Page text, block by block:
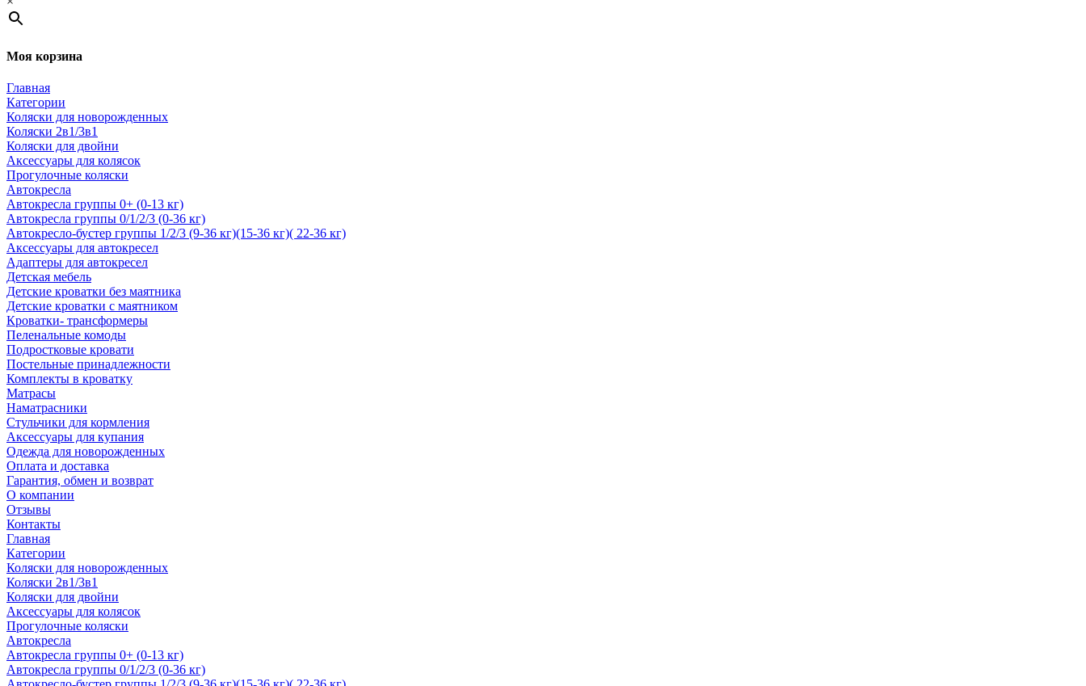
Моя корзина
Главная
Категории
Коляски для новорожденных
Коляски 2в1/3в1
Коляски для двойни
Аксессуары для колясок
Прогулочные коляски
Автокресла
Автокресла группы 0+ (0-13 кг)
Автокресла группы 0/1/2/3 (0-36 кг)
Автокресло-бустер группы 1/2/3 (9-36 кг)(15-36 кг)( 22-36 кг)
Аксессуары для автокресел
Адаптеры для автокресел
Детская мебель
Детские кроватки без маятника
Детские кроватки с маятником
Кроватки- трансформеры
Пеленальные комоды
Подростковые кровати
Постельные принадлежности
Комплекты в кроватку
Матрасы
Наматрасники
Стульчики для кормления
Аксессуары для купания
Одежда для новорожденных
Оплата и доставка
Гарантия, обмен и возврат
О компании
Отзывы
Контакты
Главная
Категории
Коляски для новорожденных
Коляски 2в1/3в1
Коляски для двойни
Аксессуары для колясок
Прогулочные коляски
Автокресла
Автокресла группы 0+ (0-13 кг)
Автокресла группы 0/1/2/3 (0-36 кг)